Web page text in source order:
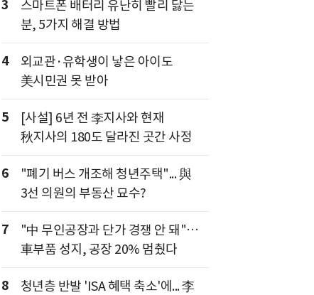
3
스마트폰 배터리 유난히 빨리 닳는
분, 5가지 해결 방법
4
외교관·유학생이 낳은 아이도
美시민권 못 받아
5
[사설] 6년 전 李지사와 현재
秋지사의 180도 달라진 곳간 사정
6
"폐기 버스 개조해 청년주택"... 與
3선 의원의 부동산 묘수?
7
"中 무인공장과 단가 경쟁 안 돼"…
車부품 성지, 공장 20% 멈췄다
8
청년층 반발 'ISA 혜택 축소'에... 李